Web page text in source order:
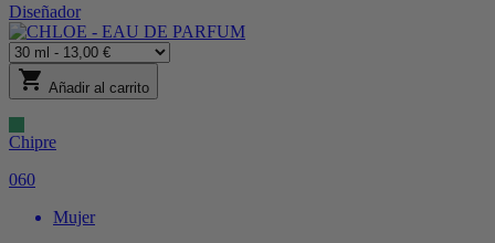
Diseñador
shopping_cart Añadir al carrito
Chipre
060
Mujer